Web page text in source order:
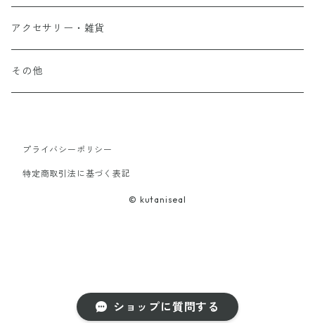
ショップに質問する
アクセサリー・雑貨
その他
プライバシーポリシー
特定商取引法に基づく表記
© kutaniseal